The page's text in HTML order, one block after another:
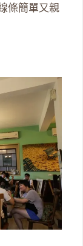
條簡單又親